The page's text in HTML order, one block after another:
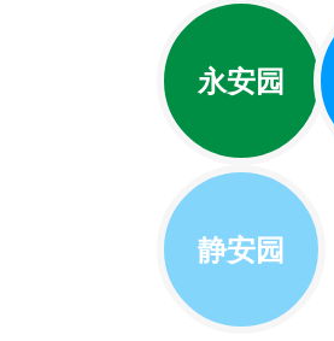
永安园
静安园